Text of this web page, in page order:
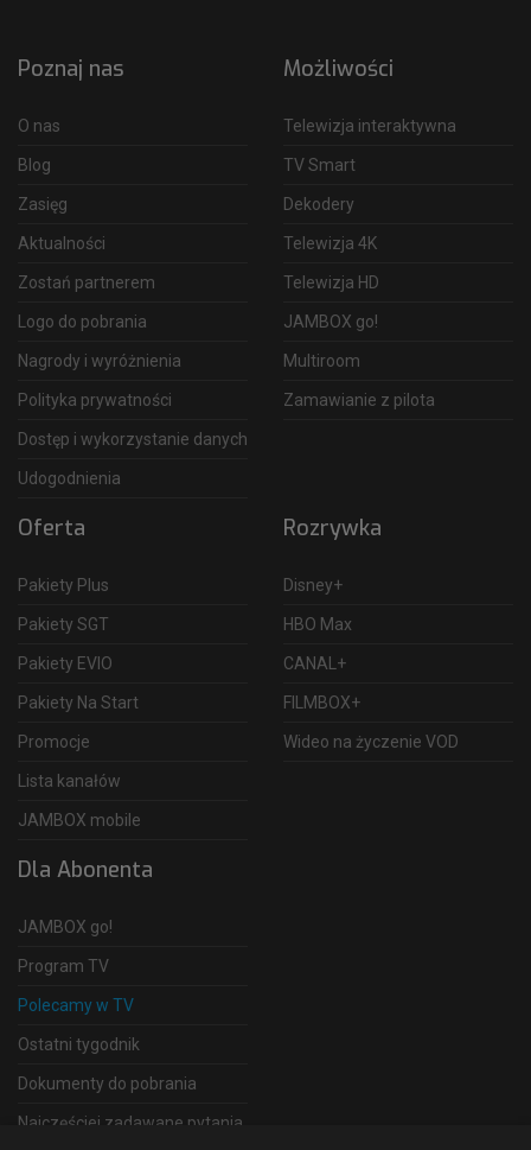
Poznaj nas
O nas
Blog
Zasięg
Aktualności
Zostań partnerem
Logo do pobrania
Nagrody i wyróżnienia
Polityka prywatności
Dostęp i wykorzystanie danych
Udogodnienia
Możliwości
Telewizja interaktywna
TV Smart
Dekodery
Telewizja 4K
Telewizja HD
JAMBOX go!
Multiroom
Zamawianie z pilota
Oferta
Pakiety Plus
Pakiety SGT
Pakiety EVIO
Pakiety Na Start
Promocje
Lista kanałów
JAMBOX mobile
Rozrywka
Disney+
HBO Max
CANAL+
FILMBOX+
Wideo na życzenie VOD
Dla Abonenta
JAMBOX go!
Program TV
Polecamy w TV
Ostatni tygodnik
Dokumenty do pobrania
Najczęściej zadawane pytania